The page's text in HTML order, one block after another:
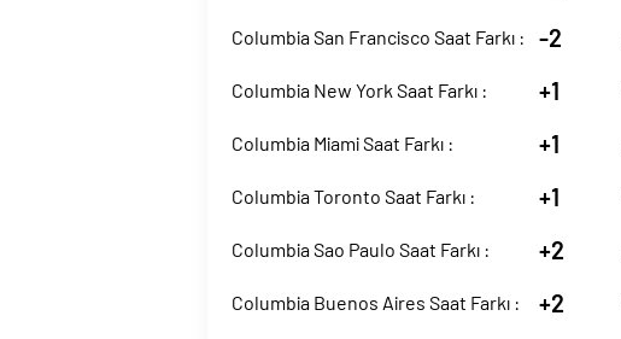
Columbia San Francisco Saat Farkı : -2
Columbia New York Saat Farkı : +1
Columbia Miami Saat Farkı : +1
Columbia Toronto Saat Farkı : +1
Columbia Sao Paulo Saat Farkı : +2
Columbia Buenos Aires Saat Farkı : +2